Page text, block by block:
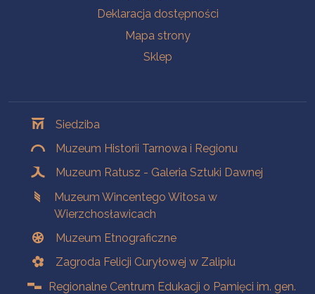
Deklaracja dostępności
Mapa strony
Sklep
Siedziba
Muzeum Historii Tarnowa i Regionu
Muzeum Ratusz - Galeria Sztuki Dawnej
Muzeum Wincentego Witosa w
Wierzchosławicach
Muzeum Etnograficzne
Zagroda Felicji Curyłowej w Zalipiu
Regionalne Centrum Edukacji o Pamięci im. gen.